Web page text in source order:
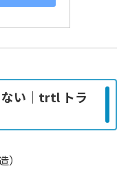
い｜trtl トラ